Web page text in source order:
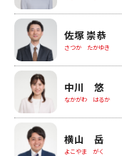
佐塚 崇恭
さつか たかゆき
中川 悠
なかがわ はるか
横山 岳
よこやま がく